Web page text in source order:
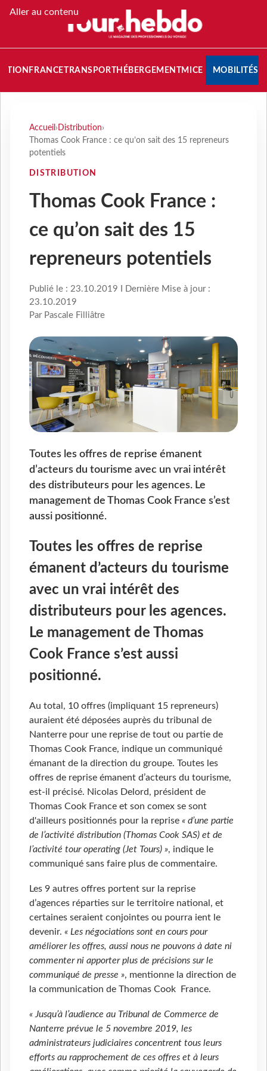
Aller au contenu
FRANCETRANSPORT HÉBERGEMENTMICE MOBILITÉS
Accueil › Distribution›
Thomas Cook France : ce qu’on sait des 15 repreneurs
potentiels
DISTRIBUTION
Thomas Cook France :
ce qu’on sait des 15
repreneurs potentiels
Publié le : 23.10.2019 I Dernière Mise à jour :
23.10.2019
Par Pascale Filliâtre
Toutes les offres de reprise émanent
d’acteurs du tourisme avec un vrai intérêt
des distributeurs pour les agences. Le
management de Thomas Cook France s’est
aussi positionné.
Toutes les offres de reprise
émanent d’acteurs du tourisme
avec un vrai intérêt des
distributeurs pour les agences.
Le management de Thomas
Cook France s’est aussi
positionné.
Au total, 10 offres (impliquant 15 repreneurs)
auraient été déposées auprès du tribunal de
Nanterre pour une reprise de tout ou partie de
Thomas Cook France, indique un communiqué
émanant de la direction du groupe. Toutes les
offres de reprise émanent d’acteurs du tourisme,
est-il précisé. Nicolas Delord, président de
Thomas Cook France et son comex se sont
d'ailleurs positionnés pour la reprise « d’une partie
de l’activité distribution (Thomas Cook SAS) et de
l’activité tour operating (Jet Tours) », indique le
communiqué sans faire plus de commentaire.
Les 9 autres offres portent sur la reprise
d’agences réparties sur le territoire national, et
certaines seraient conjointes ou pourra ient le
devenir. « Les négociations sont en cours pour
améliorer les offres, aussi nous ne pouvons à date ni
commenter ni apporter plus de précisions sur le
communiqué de presse », mentionne la direction de
la communication de Thomas Cook France.
« Jusqu’à l’audience au Tribunal de Commerce de
Nanterre prévue le 5 novembre 2019, les
administrateurs judiciaires concentrent tous leurs
efforts au rapprochement de ces offres et à leurs